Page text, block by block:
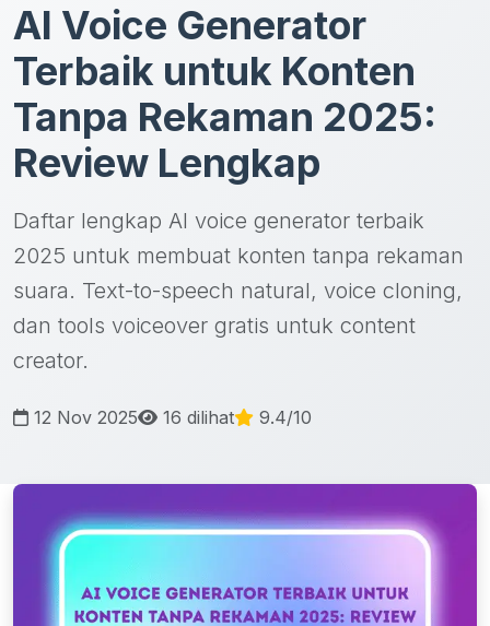
AI Voice Generator
Terbaik untuk Konten
Tanpa Rekaman 2025:
Review Lengkap
Daftar lengkap AI voice generator terbaik
2025 untuk membuat konten tanpa rekaman
suara. Text-to-speech natural, voice cloning,
dan tools voiceover gratis untuk content
creator.
12 Nov 2025 16 dilihat 9.4/10